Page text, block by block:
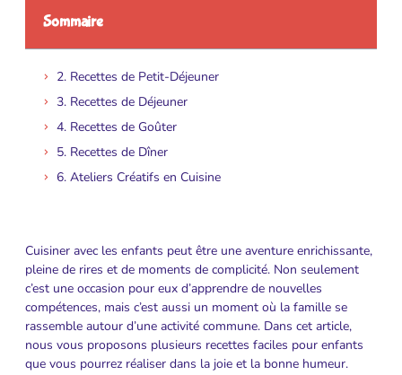
Sommaire
2. Recettes de Petit-Déjeuner
3. Recettes de Déjeuner
4. Recettes de Goûter
5. Recettes de Dîner
6. Ateliers Créatifs en Cuisine
Cuisiner avec les enfants peut être une aventure enrichissante,
pleine de rires et de moments de complicité. Non seulement
c’est une occasion pour eux d’apprendre de nouvelles
compétences, mais c’est aussi un moment où la famille se
rassemble autour d’une activité commune. Dans cet article,
nous vous proposons plusieurs recettes faciles pour enfants
que vous pourrez réaliser dans la joie et la bonne humeur.